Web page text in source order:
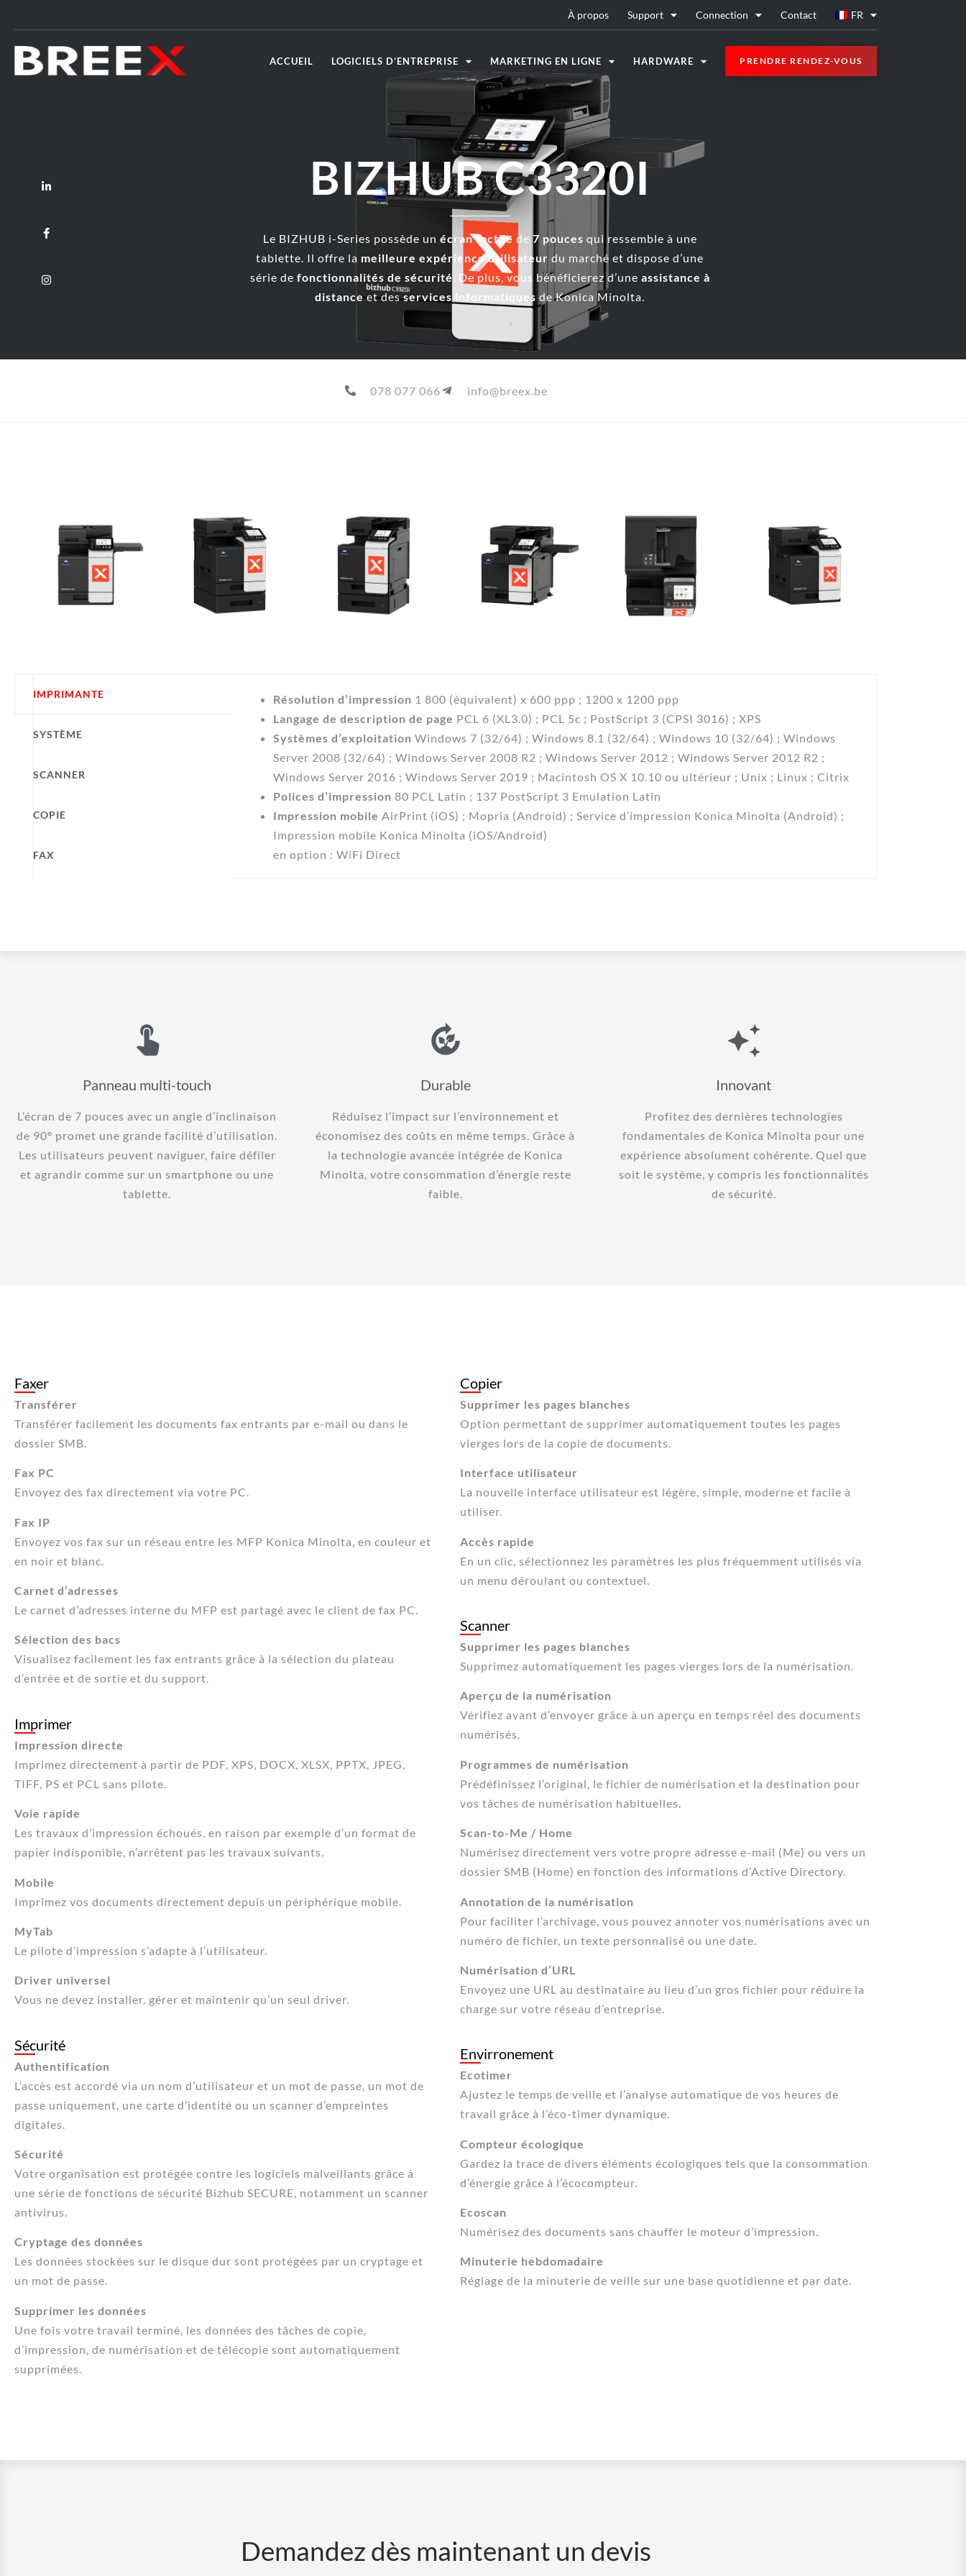
À propos Support Connection Contact FR
ACCUEIL LOGICIELS D’ENTREPRISE MARKETING EN LIGNE HARDWARE PRENDRE RENDEZ-VOUS
BIZHUB C3320I
Le BIZHUB i-Series possède un écran tactile de 7 pouces qui ressemble à une
tablette. Il offre la meilleure expérience utilisateur du marché et dispose d’une
série de fonctionnalités de sécurité. De plus, vous bénéficierez d’une assistance à
distanceet desservices informatiques de Konica Minolta.
078 077 066 info@breex.be
IMPRIMANTE
SYSTÈME
SCANNER
COPIE
FAX
Résolution d’impression 1 800 (équivalent) x 600 ppp ; 1200 x 1200 ppp
Langage de description de page PCL 6 (XL3.0) ; PCL 5c ; PostScript 3 (CPSI 3016) ; XPS
Systèmes d’exploitation Windows 7 (32/64) ; Windows 8.1 (32/64) ; Windows 10 (32/64) ; Windows
Server 2008 (32/64) ; Windows Server 2008 R2 ; Windows Server 2012 ; Windows Server 2012 R2 ;
Windows Server 2016 ; Windows Server 2019 ; Macintosh OS X 10.10 ou ultérieur ; Unix ; Linux ; Citrix
Polices d’impression 80 PCL Latin ; 137 PostScript 3 Emulation Latin
Impression mobile AirPrint (iOS) ; Mopria (Android) ; Service d’impression Konica Minolta (Android) ;
Impression mobile Konica Minolta (iOS/Android)
en option : WiFi Direct
Panneau multi-touch
L’écran de 7 pouces avec un angle d’inclinaison
de 90° promet une grande facilité d’utilisation.
Les utilisateurs peuvent naviguer, faire défiler
et agrandir comme sur un smartphone ou une
tablette.
Durable
Réduisez l’impact sur l’environnement et
économisez des coûts en même temps. Grâce à
la technologie avancée intégrée de Konica
Minolta, votre consommation d’énergie reste
faible.
Innovant
Profitez des dernières technologies
fondamentales de Konica Minolta pour une
expérience absolument cohérente. Quel que
soit le système, y compris les fonctionnalités
de sécurité.
Faxer
Transférer
Transférer facilement les documents fax entrants par e-mail ou dans le
dossier SMB.
Fax PC
Envoyez des fax directement via votre PC.
Fax IP
Envoyez vos fax sur un réseau entre les MFP Konica Minolta, en couleur et
en noir et blanc.
Carnet d’adresses
Le carnet d’adresses interne du MFP est partagé avec le client de fax PC.
Sélection des bacs
Visualisez facilement les fax entrants grâce à la sélection du plateau
d’entrée et de sortie et du support.
Imprimer
Impression directe
Imprimez directement à partir de PDF, XPS, DOCX, XLSX, PPTX, JPEG,
TIFF, PS et PCL sans pilote.
Voie rapide
Les travaux d’impression échoués, en raison par exemple d’un format de
papier indisponible, n’arrêtent pas les travaux suivants.
Mobile
Imprimez vos documents directement depuis un périphérique mobile.
MyTab
Le pilote d’impression s’adapte à l’utilisateur.
Driver universel
Vous ne devez installer, gérer et maintenir qu’un seul driver.
Sécurité
Authentification
L’accès est accordé via un nom d’utilisateur et un mot de passe, un mot de
passe uniquement, une carte d’identité ou un scanner d’empreintes
digitales.
Sécurité
Votre organisation est protégée contre les logiciels malveillants grâce à
une série de fonctions de sécurité Bizhub SECURE, notamment un scanner
antivirus.
Cryptage des données
Les données stockées sur le disque dur sont protégées par un cryptage et
un mot de passe.
Supprimer les données
Une fois votre travail terminé, les données des tâches de copie,
d’impression, de numérisation et de télécopie sont automatiquement
supprimées.
Copier
Supprimer les pages blanches
Option permettant de supprimer automatiquement toutes les pages
vierges lors de la copie de documents.
Interface utilisateur
La nouvelle interface utilisateur est légère, simple, moderne et facile à
utiliser.
Accès rapide
En un clic, sélectionnez les paramètres les plus fréquemment utilisés via
un menu déroulant ou contextuel.
Scanner
Supprimer les pages blanches
Supprimez automatiquement les pages vierges lors de la numérisation.
Aperçu de la numérisation
Vérifiez avant d’envoyer grâce à un aperçu en temps réel des documents
numérisés.
Programmes de numérisation
Prédéfinissez l’original, le fichier de numérisation et la destination pour
vos tâches de numérisation habituelles.
Scan-to-Me / Home
Numérisez directement vers votre propre adresse e-mail (Me) ou vers un
dossier SMB (Home) en fonction des informations d’Active Directory.
Annotation de la numérisation
Pour faciliter l’archivage, vous pouvez annoter vos numérisations avec un
numéro de fichier, un texte personnalisé ou une date.
Numérisation d’URL
Envoyez une URL au destinataire au lieu d’un gros fichier pour réduire la
charge sur votre réseau d’entreprise.
Envirronement
Ecotimer
Ajustez le temps de veille et l’analyse automatique de vos heures de
travail grâce à l’éco-timer dynamique.
Compteur écologique
Gardez la trace de divers éléments écologiques tels que la consommation
d’énergie grâce à l’écocompteur.
Ecoscan
Numérisez des documents sans chauffer le moteur d’impression.
Minuterie hebdomadaire
Réglage de la minuterie de veille sur une base quotidienne et par date.
Demandez dès maintenant un devis